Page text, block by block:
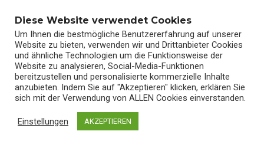
INDICATOR – REAR – LED – CNC – RH –
Start/Shop/
Diese Website verwendet Cookies
Um Ihnen die bestmögliche Benutzererfahrung auf unserer
Website zu bieten, verwenden wir und Drittanbieter Cookies
und ähnliche Technologien um die Funktionsweise der
Website zu analysieren, Social-Media-Funktionen
bereitzustellen und personalisierte kommerzielle Inhalte
anzubieten. Indem Sie auf "Akzeptieren" klicken, erklären Sie
sich mit der Verwendung von ALLEN Cookies einverstanden.
Einstellungen AKZEPTIEREN